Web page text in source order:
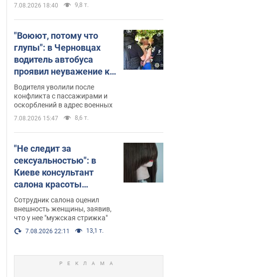
7.08.2026 18:40 9,8 т.
"Воюют, потому что
глупы": в Черновцах
водитель автобуса
проявил неуважение к
украинским военным и
поплатился за это.
Видео
Водителя уволили после
конфликта с пассажирами и
оскорблений в адрес военных
7.08.2026 15:47 8,6 т.
"Не следит за
сексуальностью": в
Киеве консультант
салона красоты
оскорбил женщину
после химиотерапии,
разгорелся скандал.
Фото
Сотрудник салона оценил
внешность женщины, заявив,
что у нее "мужская стрижка"
7.08.2026 22:11 13,1 т.